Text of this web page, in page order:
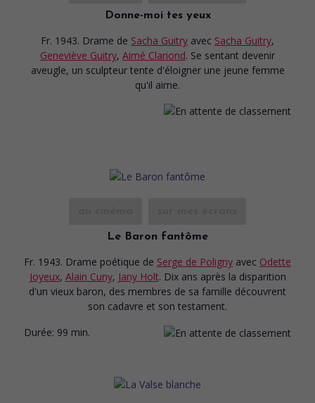
Donne-moi tes yeux
Fr. 1943. Drame de Sacha Guitry avec Sacha Guitry,
Geneviève Guitry, Aimé Clariond. Se sentant devenir
aveugle, un sculpteur tente d'éloigner une jeune femme
qu'il aime.
Le Baron fantôme
Fr. 1943. Drame poétique de Serge de Poligny avec Odette
Joyeux, Alain Cuny, Jany Holt. Dix ans après la disparition
d'un vieux baron, des membres de sa famille découvrent
son cadavre et son testament.
Durée: 99 min.